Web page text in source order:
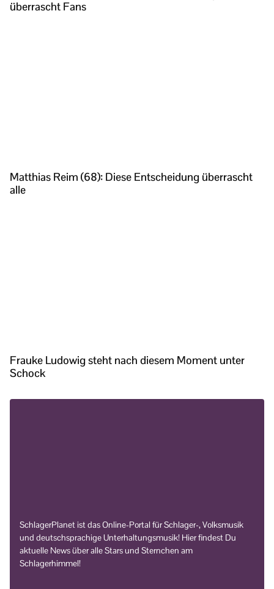
überrascht Fans
Matthias Reim (68): Diese Entscheidung überrascht
alle
Frauke Ludowig steht nach diesem Moment unter
Schock
SchlagerPlanet ist das Online-Portal für Schlager-, Volksmusik
und deutschsprachige Unterhaltungsmusik! Hier findest Du
aktuelle News über alle Stars und Sternchen am
Schlagerhimmel!